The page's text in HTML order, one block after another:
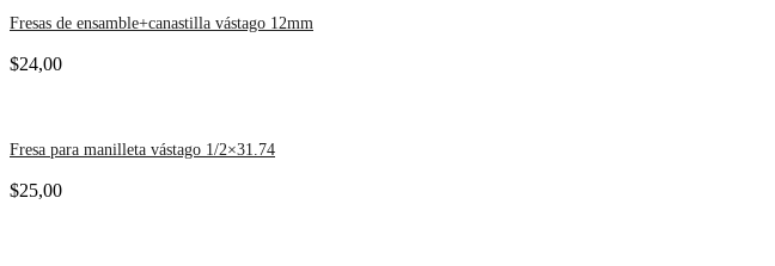
Fresas de ensamble+canastilla vástago 12mm
$24,00
Fresa para manilleta vástago 1/2×31.74
$25,00